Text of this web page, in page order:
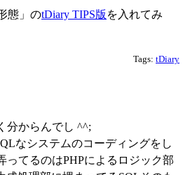
態」のtDiary TIPS版 を入れてみ
Tags: tDiary
分からんでし ^^;
なシステムのコーディングをし
ってるのはPHPによるロジック部